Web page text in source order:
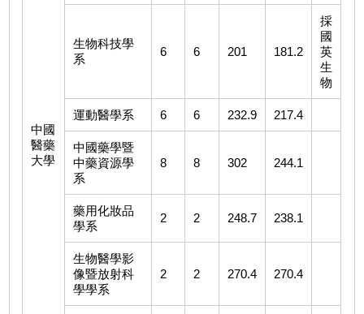
中國
醫藥
大學
生物科技學
系
6 6 201 181.2
採
國
英
生
物
運動醫學系 6 6 232.9 217.4
中國藥學暨
中藥資源學
系
8 8 302 244.1
藥用化妝品
學系
2 2 248.7 238.1
生物醫學影
像暨放射科
學學系
2 2 270.4 270.4